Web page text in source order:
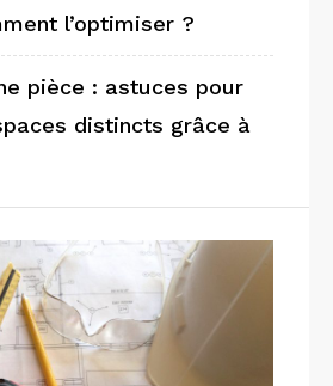
l’optimiser ?
pièce : astuces pour
distincts grâce à